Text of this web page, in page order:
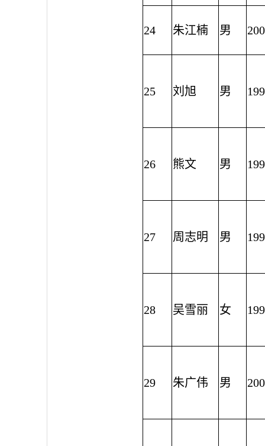
24 朱江楠 男
25 刘旭 男
26 熊文 男
27 周志明 男
28 吴雪丽 女
29 朱广伟 男